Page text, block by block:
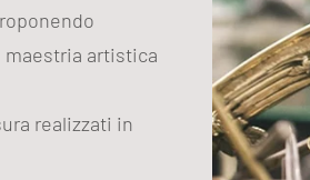
maestria artistica
realizzati in